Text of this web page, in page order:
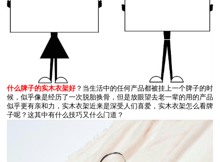
什么牌子的实木衣架好？当生活中的任何产品都被挂上一个牌子的时
候，似乎像是经历了一次脱胎换骨，但是放眼望去老一辈的用的产品
似乎更有亲和力，实木衣架近来是深受人们喜爱，实木衣架怎么看牌
子呢？这其中有什么技巧又什么门道？